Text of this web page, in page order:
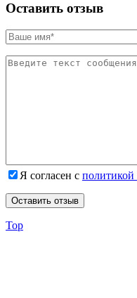
Оставить отзыв
Я согласен с политикой
Top